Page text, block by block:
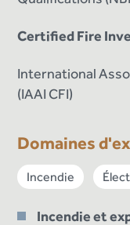
Certified Fire
International
(IAAI CFI)
Domaines
Incendie
Incendie et